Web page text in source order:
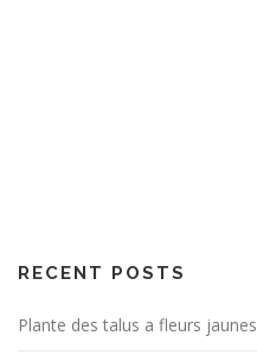
RECENT POSTS
Plante des talus a fleurs jaunes